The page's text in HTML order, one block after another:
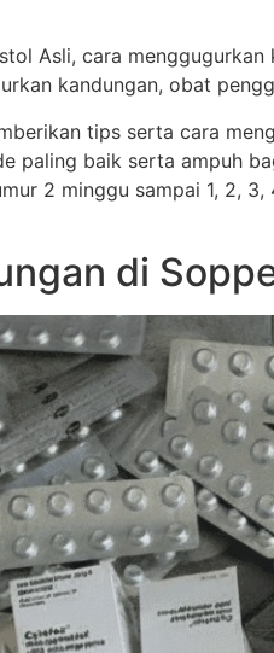
Asli, cara
kandungan, obat
tips serta cara
paling baik serta ampuh
2 minggu sampai 1, 2,
di